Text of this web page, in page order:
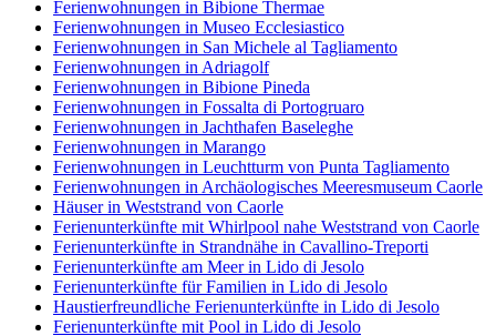
Ferienwohnungen in Bibione Thermae
Ferienwohnungen in Museo Ecclesiastico
Ferienwohnungen in San Michele al Tagliamento
Ferienwohnungen in Adriagolf
Ferienwohnungen in Bibione Pineda
Ferienwohnungen in Fossalta di Portogruaro
Ferienwohnungen in Jachthafen Baseleghe
Ferienwohnungen in Marango
Ferienwohnungen in Leuchtturm von Punta Tagliamento
Ferienwohnungen in Archäologisches Meeresmuseum Caorle
Häuser in Weststrand von Caorle
Ferienunterkünfte mit Whirlpool nahe Weststrand von Caorle
Ferienunterkünfte in Strandnähe in Cavallino-Treporti
Ferienunterkünfte am Meer in Lido di Jesolo
Ferienunterkünfte für Familien in Lido di Jesolo
Haustierfreundliche Ferienunterkünfte in Lido di Jesolo
Ferienunterkünfte mit Pool in Lido di Jesolo